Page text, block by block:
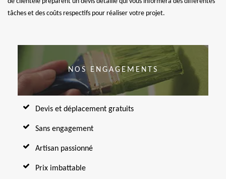
tâches et des coûts respectifs pour réaliser votre projet.
NOS ENGAGEMENTS
Devis et déplacement gratuits
Sans engagement
Artisan passionné
Prix imbattable